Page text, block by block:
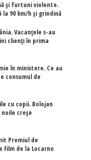
și furtuni violente.
90 km/h și grindină
Vacanțele s-au
clienți în prima
în ministere. Ce au
consumul de
cu copii. Bolojan
creșe
Premiul de
Film de la Locarno